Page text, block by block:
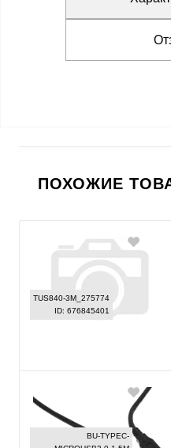
ПОХОЖИЕ
TUS840-3M_275774
ID: 676845401
BU-TYPEC-